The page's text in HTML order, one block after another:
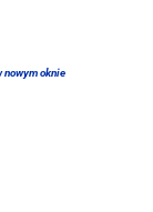
nowym oknie